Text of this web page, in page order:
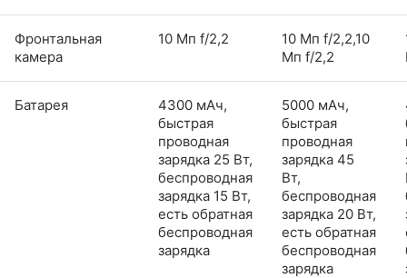
Фронтальная
камера
10 Мп f/2,2
10 Мп f/2,2,10
Мп f/2,2
Батарея
4300 мАч,
быстрая
проводная
зарядка 25 Вт,
беспроводная
зарядка 15 Вт,
есть обратная
беспроводная
зарядка
5000 мАч,
быстрая
проводная
зарядка 45
Вт,
беспроводная
зарядка 20 Вт,
есть обратная
беспроводная
зарядка